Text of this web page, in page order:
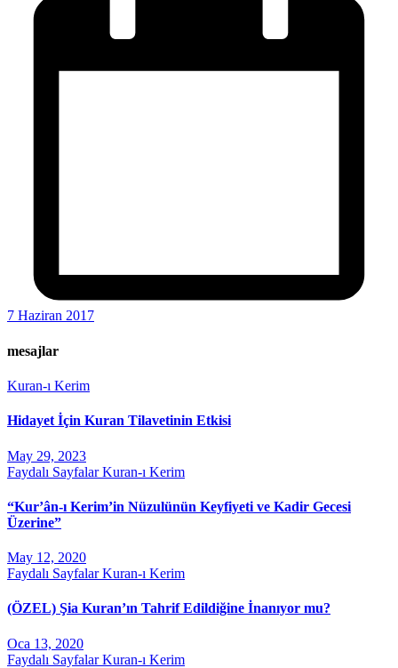
7 Haziran 2017
mesajlar
Kuran-ı Kerim
Hidayet İçin Kuran Tilavetinin Etkisi
May 29, 2023
Faydalı SayfalarKuran-ı Kerim
“Kur’ân-ı Kerim’in Nüzulünün Keyfiyeti ve Kadir Gecesi
Üzerine”
May 12, 2020
Faydalı SayfalarKuran-ı Kerim
(ÖZEL) Şia Kuran’ın Tahrif Edildiğine İnanıyor mu?
Oca 13, 2020
Faydalı SayfalarKuran-ı Kerim